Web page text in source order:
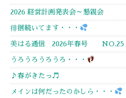
2026 経営計画発表会～懇親会
徘徊続いてます・・・
美はる通信 2026年春号 NO.25
うろうろうろうろ・・・
♪春がきたっ♬
メインは何だったのかしら・・・